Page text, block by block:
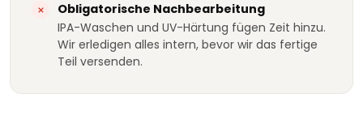
Obligatorische Nachbearbeitung
IPA-Waschen und UV-Härtung fügen Zeit hinzu.
Wir erledigen alles intern, bevor wir das fertige
Teil versenden.